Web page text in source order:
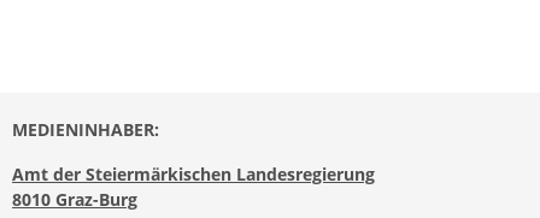
MEDIENINHABER:
Amt der Steiermärkischen Landesregierung
8010 Graz-Burg